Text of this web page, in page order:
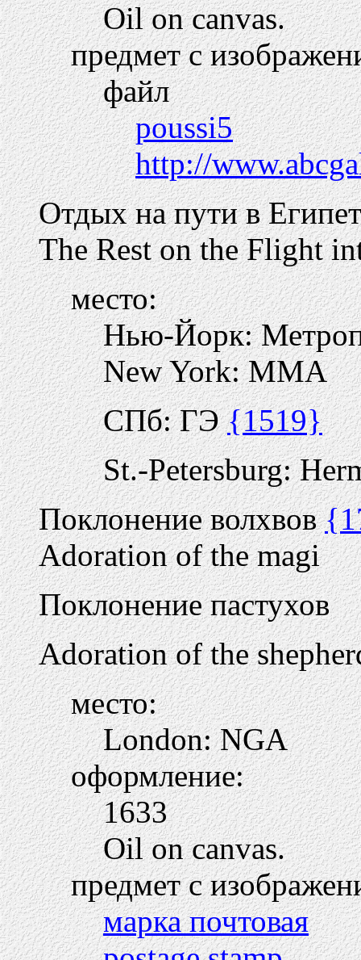
Oil on canvas.
предмет с
файл
poussi5
http://
Отдых на пути в Египет
The Rest on the Flight
место:
Нью-Йорк:
New York: MMA
СПб: ГЭ{1519}
St.-Petersburg:
Поклонение волхвов
Adoration of the magi
Поклонение пастухов
Adoration of the
место:
London: NGA
оформление:
1633
Oil on canvas.
предмет с
марка почтовая